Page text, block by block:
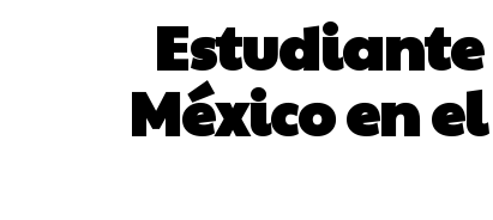
Estudiante
México en